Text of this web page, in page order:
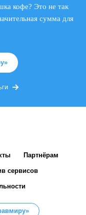
кофе? Это не так
сумма для
Партнёрам
сервисов